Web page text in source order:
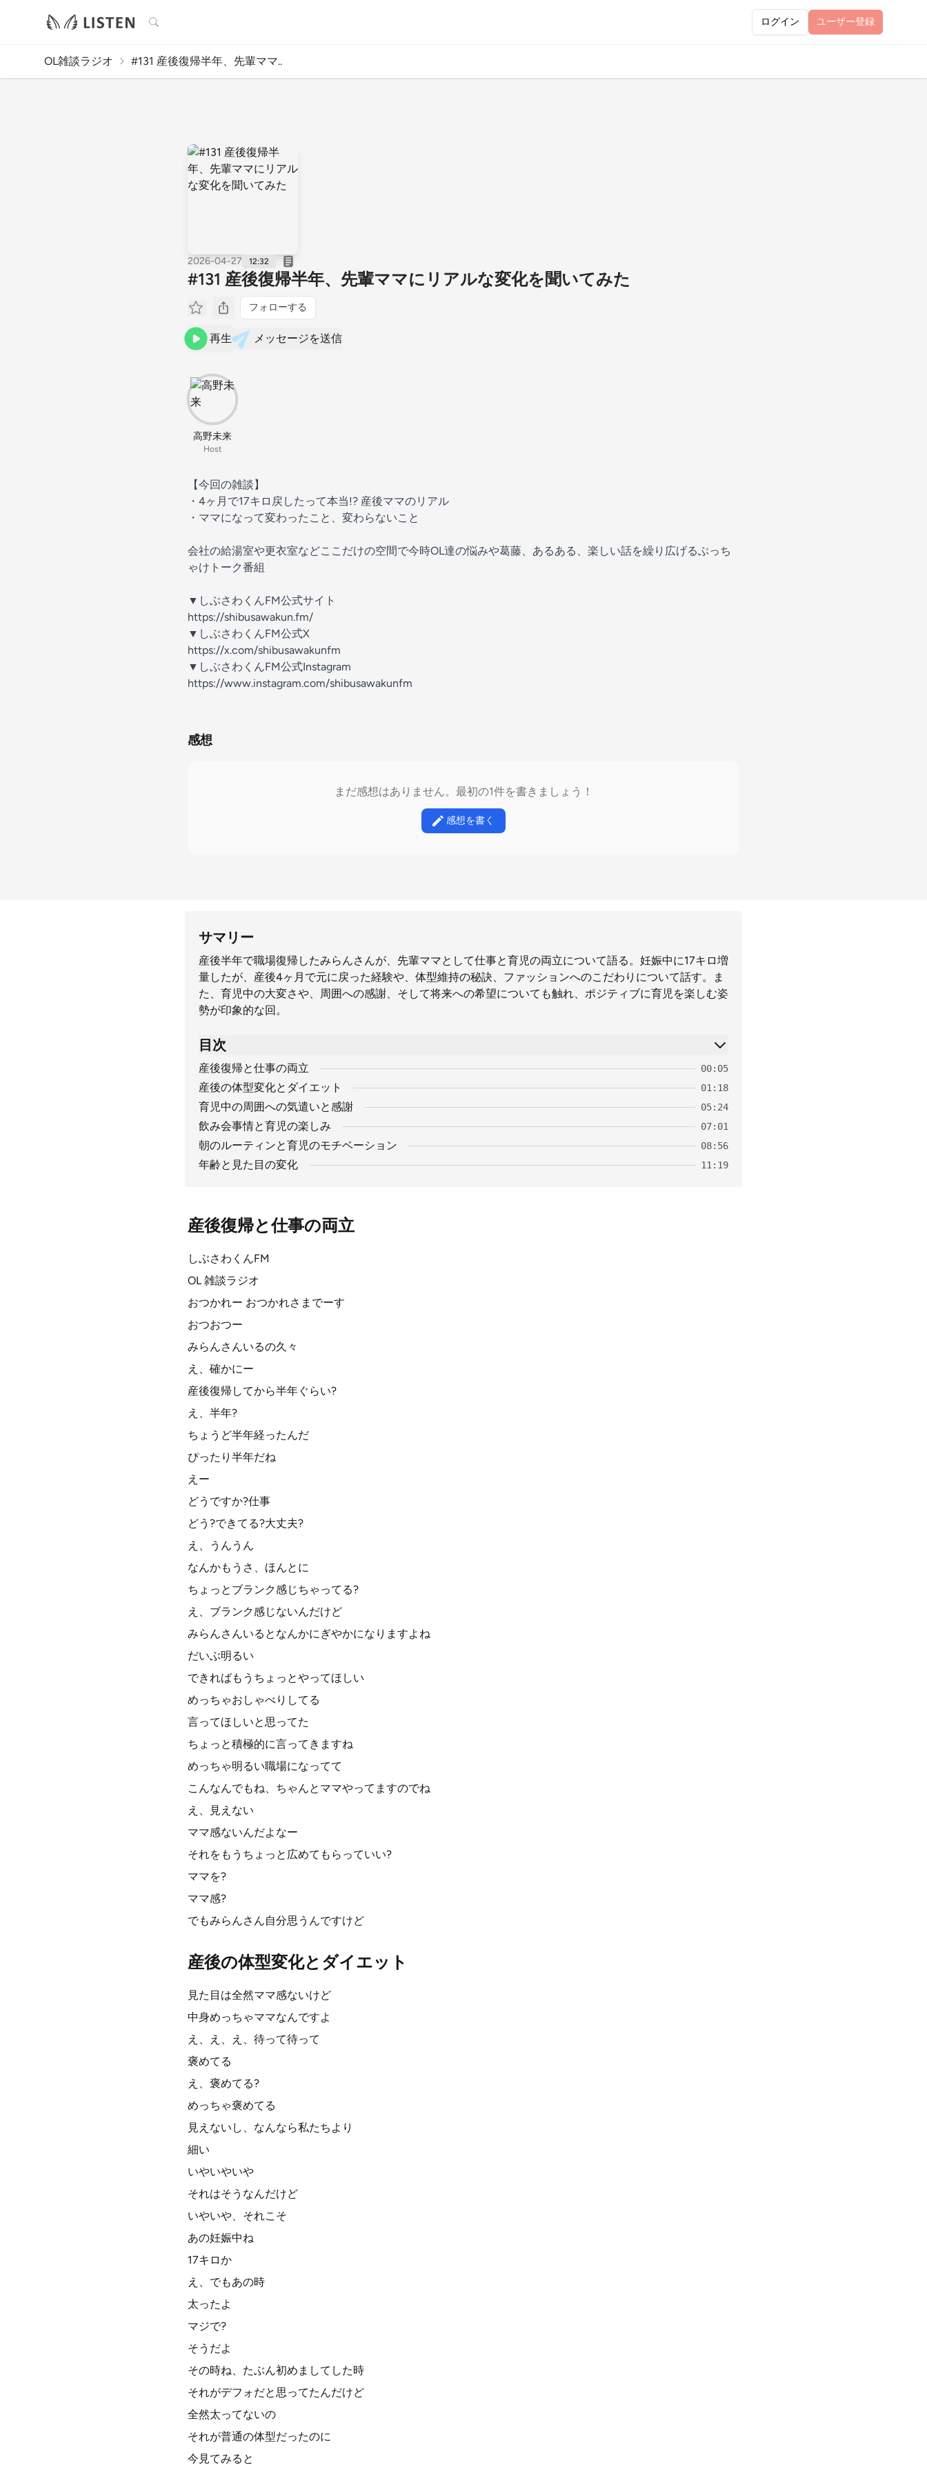
検索 ログイン ユーザー登録
OL雑談ラジオ #131 産後復帰半年、先輩ママ..
2026-04-27 12:32
#131 産後復帰半年、先輩ママにリアルな変化を聞いてみた
フォローする
再生 メッセージを送信
高野未来
Host
【今回の雑談】
・4ヶ月で17キロ戻したって本当!? 産後ママのリアル
・ママになって変わったこと、変わらないこと
会社の給湯室や更衣室などここだけの空間で今時OL達の悩みや葛藤、あるある、楽しい話を繰り広げるぶっち
ゃけトーク番組
▼しぶさわくんFM公式サイト
⁠⁠https://shibusawakun.fm/⁠⁠
▼しぶさわくんFM公式X
⁠⁠https://x.com/shibusawakunfm⁠⁠
▼しぶさわくんFM公式Instagram
https://www.instagram.com/shibusawakunfm
感想
まだ感想はありません。最初の1件を書きましょう！
感想を書く
サマリー
産後半年で職場復帰したみらんさんが、先輩ママとして仕事と育児の両立について語る。妊娠中に17キロ増
量したが、産後4ヶ月で元に戻った経験や、体型維持の秘訣、ファッションへのこだわりについて話す。ま
た、育児中の大変さや、周囲への感謝、そして将来への希望についても触れ、ポジティブに育児を楽しむ姿
勢が印象的な回。
目次
産後復帰と仕事の両立 00:05
産後の体型変化とダイエット 01:18
育児中の周囲への気遣いと感謝 05:24
飲み会事情と育児の楽しみ 07:01
朝のルーティンと育児のモチベーション 08:56
年齢と見た目の変化 11:19
産後復帰と仕事の両立
しぶさわくんFM
OL 雑談ラジオ
おつかれー おつかれさまでーす
おつおつー
みらんさんいるの久々
え、確かにー
産後復帰してから半年ぐらい?
え、半年?
ちょうど半年経ったんだ
ぴったり半年だね
えー
どうですか?仕事
どう?できてる?大丈夫?
え、うんうん
なんかもうさ、ほんとに
ちょっとブランク感じちゃってる?
え、ブランク感じないんだけど
みらんさんいるとなんかにぎやかになりますよね
だいぶ明るい
できればもうちょっとやってほしい
めっちゃおしゃべりしてる
言ってほしいと思ってた
ちょっと積極的に言ってきますね
めっちゃ明るい職場になってて
こんなんでもね、ちゃんとママやってますのでね
え、見えない
ママ感ないんだよなー
それをもうちょっと広めてもらっていい?
ママを?
ママ感?
でもみらんさん自分思うんですけど
産後の体型変化とダイエット
見た目は全然ママ感ないけど
中身めっちゃママなんですよ
え、え、え、待って待って
褒めてる
え、褒めてる?
めっちゃ褒めてる
見えないし、なんなら私たちより
細い
いやいやいや
それはそうなんだけど
いやいや、それこそ
あの妊娠中ね
17キロか
え、でもあの時
太ったよ
マジで?
そうだよ
その時ね、たぶん初めましてした時
それがデフォだと思ってたんだけど
全然太ってないの
それが普通の体型だったのに
今見てみると